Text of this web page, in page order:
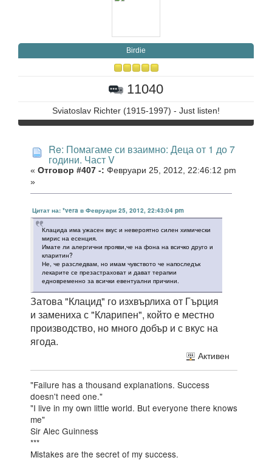
Birdie
11040
Sviatoslav Richter (1915-1997) - Just listen!
Re: Помагаме си взаимно: Деца от 1 до 7
години. Част V
« Отговор #407 -: Февруари 25, 2012, 22:46:12 pm
»
Цитат на: *vera в Февруари 25, 2012, 22:43:04 pm
Клацида има ужасен вкус и невероятно силен химически
мирис на есенция.
Имате ли алергични прояви,че на фона на всичко друго и
кларитин?
Не, че разследвам, но имам чувството че напоследък
лекарите се презастраховат и дават терапии
едновременно за всички евентуални причини.
Затова "Клацид" го изхвърлиха от Гърция
и замениха с "Кларипен", който е местно
производство, но много добър и с вкус на
ягода.
Активен
"Failure has a thousand explanations. Success
doesn't need one."
"I live in my own little world. But everyone there knows
me"
Sir Alec Guinness
***
Mistakes are the secret of my success.